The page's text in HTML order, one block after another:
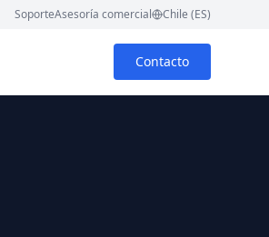
SoporteAsesoría comercial Chile (ES)
Contacto